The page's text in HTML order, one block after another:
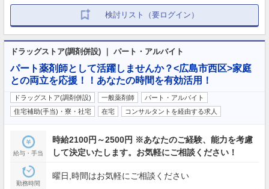
検討リスト（要ログイン）
ドラッグストア(調剤併設) ｜ パート・アルバイト
パート薬剤師として活躍しませんか？<広島市西区>家庭
との両立を応援！！あなたの時間を有効活用！
ドラッグストア(調剤併設) 一般薬剤師
パート・アルバイト
住宅補助(手当)・寮・社宅
在宅 コンサルタントを経由する求人
給与・手当
時給2100円～2500円 ※あなたのご経験、能力を考慮
して決定いたします。お気軽にご相談ください！
勤務時間
曜日,時間はお気軽にご相談ください